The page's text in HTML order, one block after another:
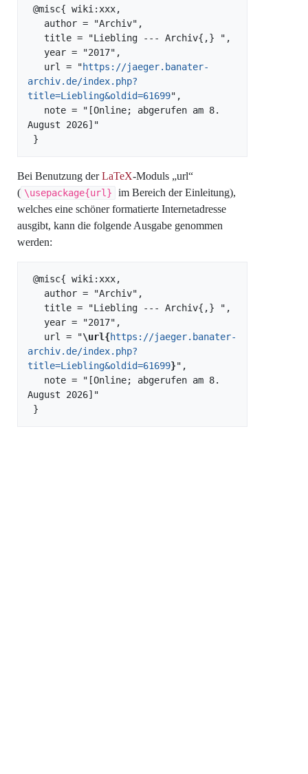
   url = "
https://jaeger.banater-
archiv.de/index.php?
title=Liebling&oldid=61699",
August 2026]"
Bei Benutzung derLaTeX-Moduls „url“
( \usepackage{url}
im Bereich der Einleitung),
welches eine schöner formatierte Internetadresse
ausgibt, kann die folgende Ausgabe genommen
werden:
   url = "
\url{https://jaeger.banater-
archiv.de/index.php?
title=Liebling&oldid=61699}",
August 2026]"